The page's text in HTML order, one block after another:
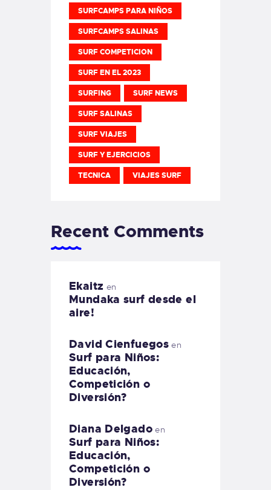
SURFCAMPS PARA NIÑOS
SURFCAMPS SALINAS
SURF COMPETICION
SURF EN EL 2023
SURFING SURF NEWS
SURF SALINAS
SURF VIAJES
SURF Y EJERCICIOS
TECNICA VIAJES SURF
Recent Comments
Ekaitz en
Mundaka surf desde el
aire!
David Cienfuegos en
Surf para Niños:
Educación,
Competición o
Diversión?
Diana Delgadoen
Surf para Niños:
Educación,
Competición o
Diversión?